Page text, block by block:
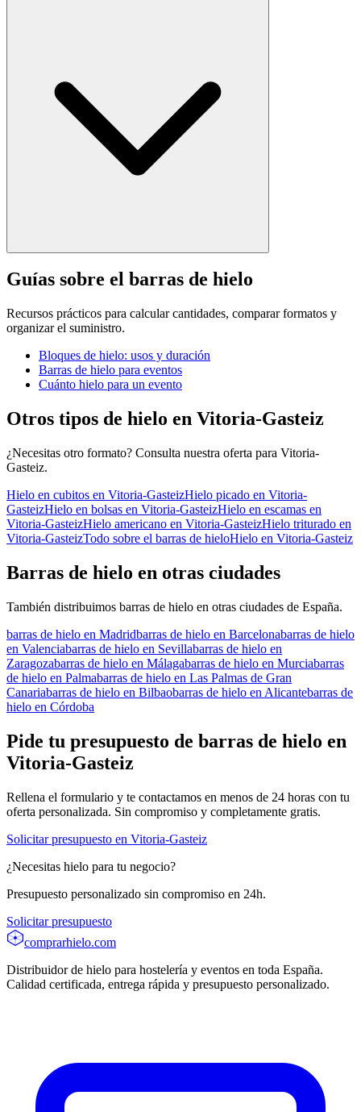
Guías sobre el barras de hielo
Recursos prácticos para calcular cantidades, comparar formatos y
organizar el suministro.
Bloques de hielo: usos y duración
Barras de hielo para eventos
Cuánto hielo para un evento
Otros tipos de hielo en Vitoria-Gasteiz
¿Necesitas otro formato? Consulta nuestra oferta para Vitoria-
Gasteiz.
Hielo en cubitos en Vitoria-GasteizHielo picado en Vitoria-
GasteizHielo en bolsas en Vitoria-GasteizHielo en escamas en
Vitoria-GasteizHielo americano en Vitoria-GasteizHielo triturado en
Vitoria-GasteizTodo sobre el barras de hieloHielo en Vitoria-Gasteiz
Barras de hielo en otras ciudades
También distribuimos barras de hielo en otras ciudades de España.
barras de hielo en Madridbarras de hielo en Barcelonabarras de hielo
en Valenciabarras de hielo en Sevillabarras de hielo en
Zaragozabarras de hielo en Málagabarras de hielo en Murciabarras
de hielo en Palmabarras de hielo en Las Palmas de Gran
Canariabarras de hielo en Bilbaobarras de hielo en Alicantebarras de
hielo en Córdoba
Pide tu presupuesto de barras de hielo en
Vitoria-Gasteiz
Rellena el formulario y te contactamos en menos de 24 horas con tu
oferta personalizada. Sin compromiso y completamente gratis.
Solicitar presupuesto en Vitoria-Gasteiz
¿Necesitas hielo para tu negocio?
Presupuesto personalizado sin compromiso en 24h.
Solicitar presupuesto
comprarhielo.com
Distribuidor de hielo para hostelería y eventos en toda España.
Calidad certificada, entrega rápida y presupuesto personalizado.